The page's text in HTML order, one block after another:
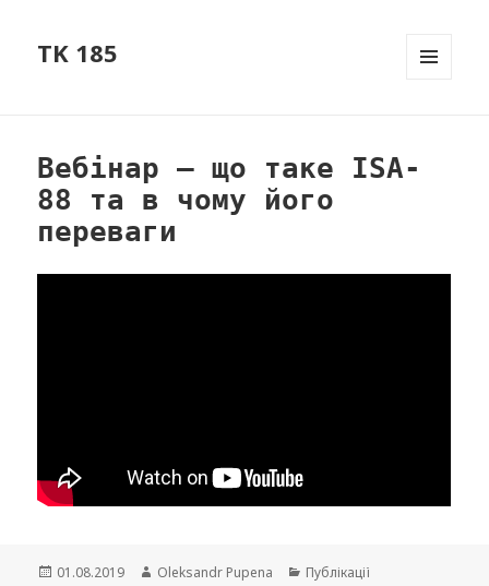
TK 185
Вебінар – що таке ISA-
88 та в чому його
переваги
Опубліковано
01.08.2019 Автор
Oleksandr Pupena Категорії
Публікації